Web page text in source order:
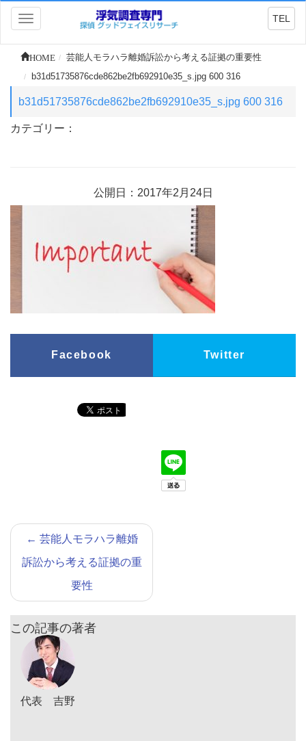
Toggle
navigation
TEL
HOME
芸能人モラハラ離婚訴訟から考える証拠の重要性
b31d51735876cde862be2fb692910e35_s.jpg 600 316
b31d51735876cde862be2fb692910e35_s.jpg 600 316
カテゴリー：
公開日：2017年2月24日
Facebook Twitter
← 芸能人モラハラ離婚
訴訟から考える証拠の重
要性
この記事の著者
代表 吉野